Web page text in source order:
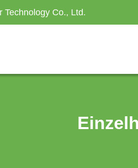
Technology Co., Ltd.